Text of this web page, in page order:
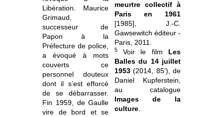
Libération. Maurice
Grimaud,
successeur de
Papon à la
Préfecture de police,
a évoqué à mots
couverts ce
personnel douteux
dont il s’est efforcé
de se débarrasser.
Fin 1959, de Gaulle
vire de bord et se
meurtre collectif à
Paris en 1961
[1985], J.-C.
Gawsewitch éditeur -
Paris, 2011.
5Voir le film Les
Balles du 14 juillet
1953(2014, 85’), de
Daniel Kupferstein,
au catalogue
Images de la
culture.